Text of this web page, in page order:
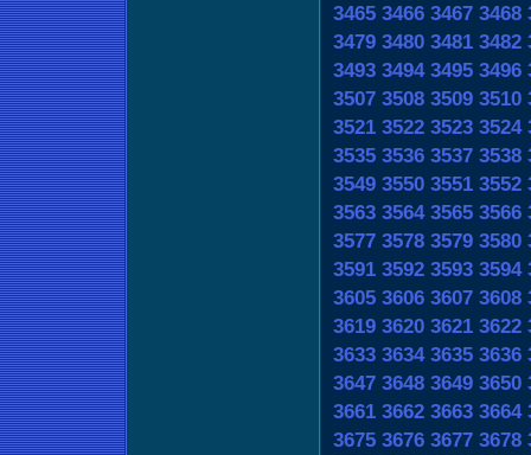
3465 3466 3467 3468
3479 3480 3481 3482
3493 3494 3495 3496
3507 3508 3509 3510
3521 3522 3523 3524
3535 3536 3537 3538
3549 3550 3551 3552
3563 3564 3565 3566
3577 3578 3579 3580
3591 3592 3593 3594
3605 3606 3607 3608
3619 3620 3621 3622
3633 3634 3635 3636
3647 3648 3649 3650
3661 3662 3663 3664
3675 3676 3677 3678